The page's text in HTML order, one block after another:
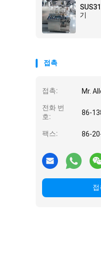
기
접촉
접촉: Mr.
전화 번
호:
86-
팩스: 86-
접